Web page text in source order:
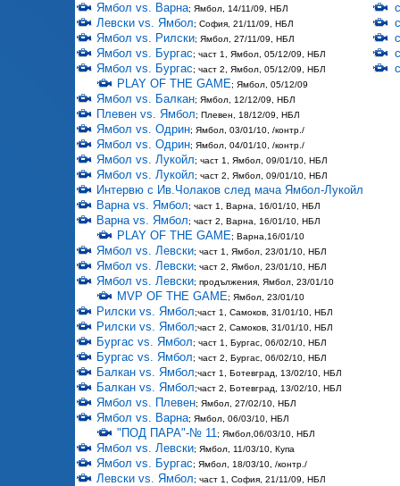
Ямбол vs. Варна; Ямбол, 14/11/09, НБЛ
Левски vs. Ямбол; София, 21/11/09, НБЛ
Ямбол vs. Рилски; Ямбол, 27/11/09, НБЛ
Ямбол vs. Бургас; част 1, Ямбол, 05/12/09, НБЛ
Ямбол vs. Бургас; част 2, Ямбол, 05/12/09, НБЛ
PLAY OF THE GAME; Ямбол, 05/12/09
Ямбол vs. Балкан; Ямбол, 12/12/09, НБЛ
Плевен vs. Ямбол; Плевен, 18/12/09, НБЛ
Ямбол vs. Одрин; Ямбол, 03/01/10, /контр./
Ямбол vs. Одрин; Ямбол, 04/01/10, /контр./
Ямбол vs. Лукойл; част 1, Ямбол, 09/01/10, НБЛ
Ямбол vs. Лукойл; част 2, Ямбол, 09/01/10, НБЛ
Интервю с Ив.Чолаков след мача Ямбол-Лукойл
Варна vs. Ямбол; част 1, Варна, 16/01/10, НБЛ
Варна vs. Ямбол; част 2, Варна, 16/01/10, НБЛ
PLAY OF THE GAME; Варна,16/01/10
Ямбол vs. Левски; част 1, Ямбол, 23/01/10, НБЛ
Ямбол vs. Левски; част 2, Ямбол, 23/01/10, НБЛ
Ямбол vs. Левски; продължения, Ямбол, 23/01/10
MVP OF THE GAME; Ямбол, 23/01/10
Рилски vs. Ямбол;част 1, Самоков, 31/01/10, НБЛ
Рилски vs. Ямбол;част 2, Самоков, 31/01/10, НБЛ
Бургас vs. Ямбол; част 1, Бургас, 06/02/10, НБЛ
Бургас vs. Ямбол; част 2, Бургас, 06/02/10, НБЛ
Балкан vs. Ямбол;част 1, Ботевград, 13/02/10, НБЛ
Балкан vs. Ямбол;част 2, Ботевград, 13/02/10, НБЛ
Ямбол vs. Плевен; Ямбол, 27/02/10, НБЛ
Ямбол vs. Варна; Ямбол, 06/03/10, НБЛ
"ПОД ПАРА"-№ 11; Ямбол,06/03/10, НБЛ
Ямбол vs. Левски; Ямбол, 11/03/10, Купа
Ямбол vs. Бургас; Ямбол, 18/03/10, /контр./
Левски vs. Ямбол; част 1, София, 21/11/09, НБЛ